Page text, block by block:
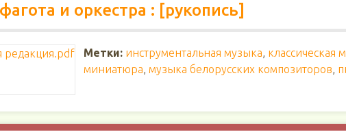
и оркестра : [рукопись]
Метки: инструментальная музыка, классическая
миниатюра, музыка белорусских композиторов,